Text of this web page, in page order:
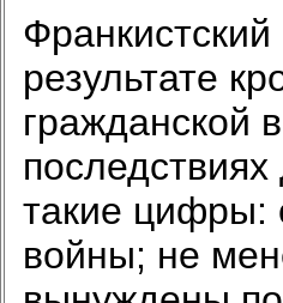
результате
гражданской
такие цифры:
войны; не